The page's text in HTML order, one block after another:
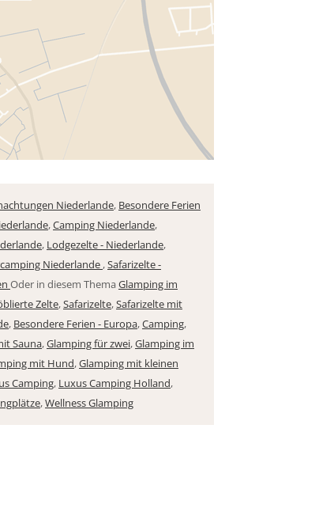
Niederlande, Besondere Ferien
,Camping Niederlande,
, Lodgezelte - Niederlande,
Niederlande ,Safarizelte -
Oder in diesem ThemaGlamping im
Zelte,Safarizelte,Safarizelte mit
, Besondere Ferien - Europa,Camping,
Sauna,Glamping für zwei,Glamping im
mit Hund,Glamping mit kleinen
Camping, Luxus Camping Holland,
,Wellness Glamping